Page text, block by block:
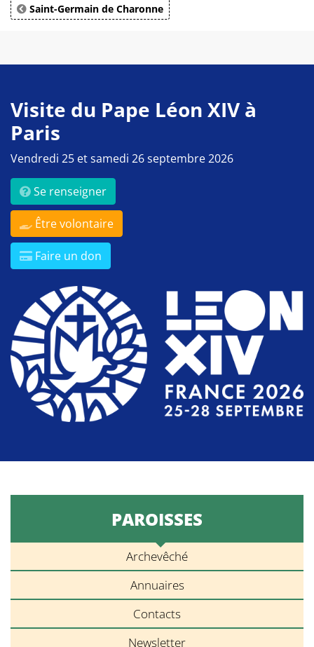
Saint-Germain de Charonne
Visite du Pape Léon XIV à
Paris
Vendredi 25 et samedi 26 septembre 2026
Se renseigner
Être volontaire
Faire un don
PAROISSES
Archevêché
Annuaires
Contacts
Newsletter